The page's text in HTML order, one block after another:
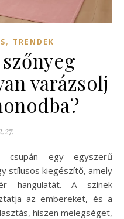
, TRENDEK
varázsolj
stílusos kiegészítő, amely
hangulatát. A színek
az embereket, és a
hiszen melegséget,